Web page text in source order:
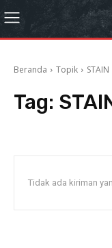
Beranda Topik STAIN
Tag:
Tidak ada kiriman